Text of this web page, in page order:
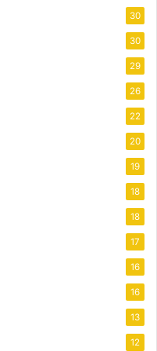
30
30
29
26
22
20
19
18
18
17
16
16
13
12